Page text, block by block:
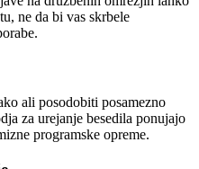
ne da bi vas skrbele
ali posodobiti posamezno
za urejanje besedila ponujajo
programske opreme.